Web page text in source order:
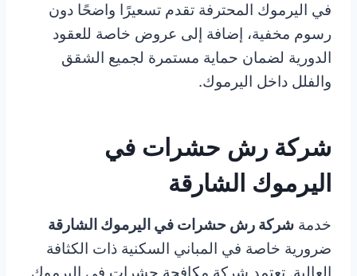
في اليرموك المحترفة تقدم تسعيرًا واضحًا دون
رسوم مخفية، إضافة إلى عروض خاصة للعقود
الدورية لضمان حماية مستمرة لجميع الشقق
والفلل داخل اليرموك.
شركة رش حشرات في
اليرموك الشارقة
خدمة شركة رش حشرات في اليرموك الشارقة
ضرورية خاصة في المباني السكنية ذات الكثافة